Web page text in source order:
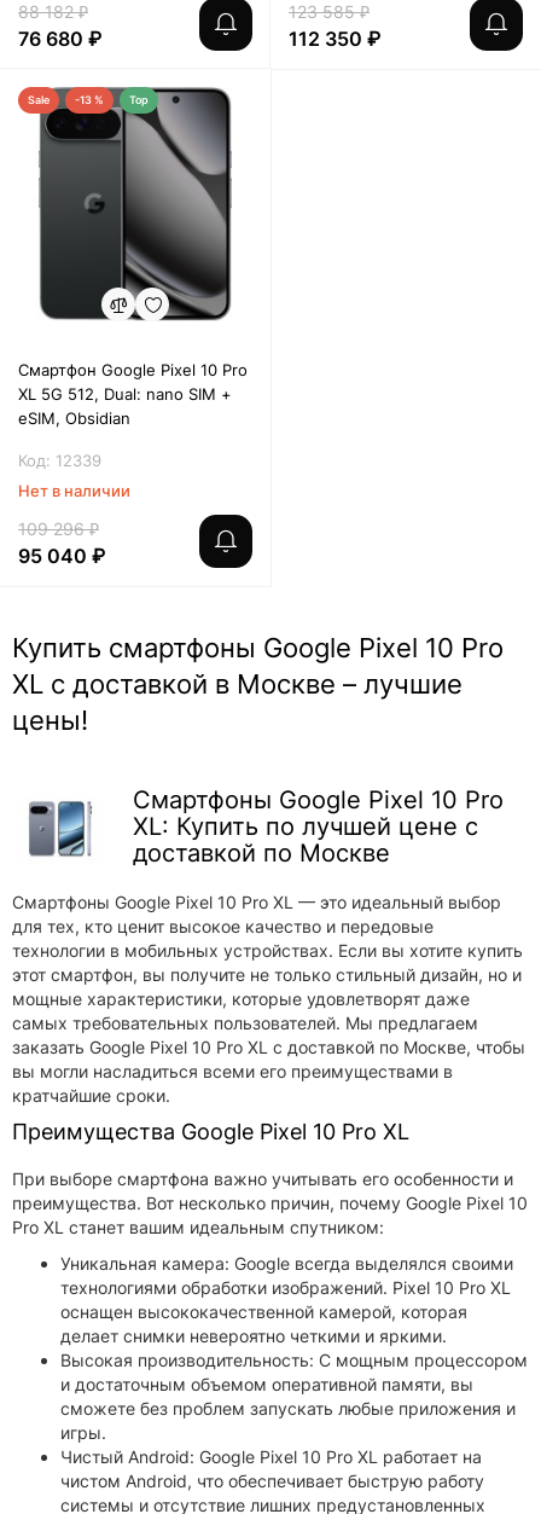
88 182 ₽
76 680 ₽
123 585 ₽
112 350 ₽
Sale -13 % Top
Смартфон Google Pixel 10 Pro
XL 5G 512, Dual: nano SIM +
eSIM, Obsidian
Код: 12339
Нет в наличии
109 296 ₽
95 040 ₽
Купить смартфоны Google Pixel 10 Pro
XL с доставкой в Москве – лучшие
цены!
Смартфоны Google Pixel 10 Pro
XL: Купить по лучшей цене с
доставкой по Москве
Смартфоны Google Pixel 10 Pro XL — это идеальный выбор
для тех, кто ценит высокое качество и передовые
технологии в мобильных устройствах. Если вы хотите купить
этот смартфон, вы получите не только стильный дизайн, но и
мощные характеристики, которые удовлетворят даже
самых требовательных пользователей. Мы предлагаем
заказать Google Pixel 10 Pro XL с доставкой по Москве, чтобы
вы могли насладиться всеми его преимуществами в
кратчайшие сроки.
Преимущества Google Pixel 10 Pro XL
При выборе смартфона важно учитывать его особенности и
преимущества. Вот несколько причин, почему Google Pixel 10
Pro XL станет вашим идеальным спутником:
Уникальная камера: Google всегда выделялся своими
технологиями обработки изображений. Pixel 10 Pro XL
оснащен высококачественной камерой, которая
делает снимки невероятно четкими и яркими.
Высокая производительность: С мощным процессором
и достаточным объемом оперативной памяти, вы
сможете без проблем запускать любые приложения и
игры.
Чистый Android: Google Pixel 10 Pro XL работает на
чистом Android, что обеспечивает быструю работу
системы и отсутствие лишних предустановленных